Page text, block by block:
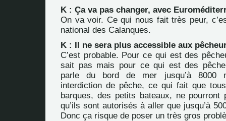
K : Ça va pas changer, avec
On va voir. Ce qui nous fait très peur,
national des Calanques.
K : Il ne sera plus accessible aux
C’est probable. Pour ce qui est des
sait pas mais pour ce qui est des
parle du bord de mer jusqu’à 8000
interdiction de pêche, ce qui fait que
barques, des petits bateaux, ne pourront
qu’ils sont autorisés à aller que jusqu’à
Donc ça risque de poser un très gros